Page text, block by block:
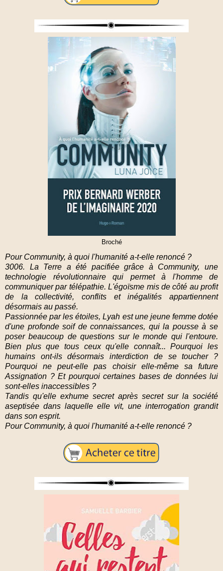
Broché
Pour Community, à quoi l'humanité a-t-elle renoncé ?
3006. La Terre a été pacifiée grâce à Community, une
technologie révolutionnaire qui permet à l'homme de
communiquer par télépathie. L'égoïsme mis de côté au profit
de la collectivité, conflits et inégalités appartiennent
désormais au passé.
Passionnée par les étoiles, Lyah est une jeune femme dotée
d'une profonde soif de connaissances, qui la pousse à se
poser beaucoup de questions sur le monde qui l'entoure.
Bien plus que tous ceux qu'elle connaît... Pourquoi les
humains ont-ils désormais interdiction de se toucher ?
Pourquoi ne peut-elle pas choisir elle-même sa future
Assignation ? Et pourquoi certaines bases de données lui
sont-elles inaccessibles ?
Tandis qu'elle exhume secret après secret sur la société
aseptisée dans laquelle elle vit, une interrogation grandit
dans son esprit.
Pour Community, à quoi l'humanité a-t-elle renoncé ?